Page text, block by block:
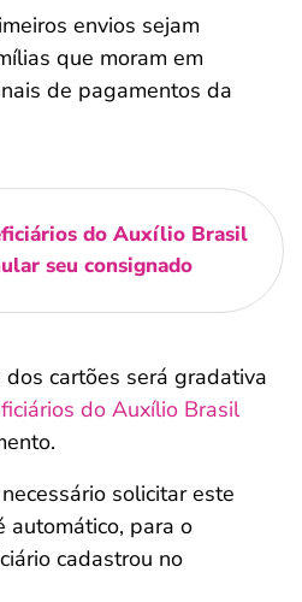
envios sejam
que moram em
de pagamentos da
do Auxílio Brasil
seu consignado
cartões será gradativa
do Auxílio Brasil
solicitar este
automático, para o
cadastrou no